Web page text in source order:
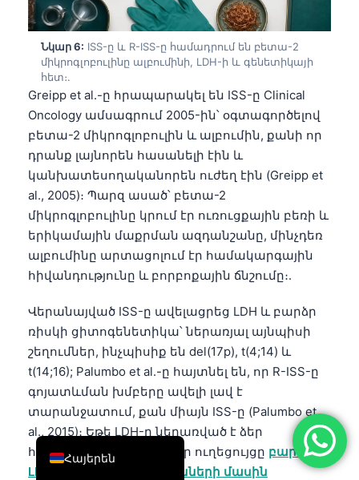
Նկար 6: ISS-ը և R-ISS-ը համադրում են բետա-2
միկրոգլոբուլինը ալբումինի, LDH-ի և գենետիկայի
հետ։.
Greipp et al.-ը հրապարակել են ISS-ը Clinical
Oncology ամսագրում 2005-ին՝ օգտագործելով
բետա-2 միկրոգլոբուլին և ալբումին, քանի որ
դրանք լայնորեն հասանելի էին և
կանխատեսողականորեն ուժեղ էին (Greipp et
al., 2005)։ Պարզ ասած՝ բետա-2
միկրոգլոբուլինը կրում էր ուռուցքային բեռի և
երիկամային մաքրման ազդանշանը, մինչդեռ
ալբումինը արտացոլում էր համակարգային
հիվանդությունը և բորբոքային ճնշումը։.
Վերանայված ISS-ը ավելացրեց LDH և բարձր
ռիսկի ցիտոգենետիկա՝ ներառյալ այնպիսի
շեղումներ, ինչպիսիք են del(17p), t(4;14) և
t(14;16); Palumbo et al.-ը հայտնել են, որ R-ISS-ը
գոյատևման խմբերը ավելի լավ է
տարանջատում, քան միայն ISS-ը (Palumbo et
al., 2015)։ Եթե LDH-ը ներառված է ձեր
հաշվետվության մեջ, մեր ուղեցույցը բարձր
LDH-ի օրինաչափությունների մասին
Հայերեն
English
Deutsch
العربية
Français
עִבְרִית
Español
Português
Ελληνικά
Türkçe
Română
简体中文
فارسی
Български
Dansk
Nederlands
हिन्दी